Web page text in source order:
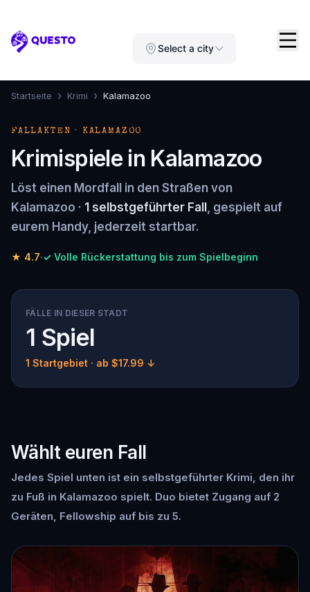
Questo Select a city
Startseite › Krimi › Kalamazoo
FALLAKTEN · KALAMAZOO
Krimispiele in Kalamazoo
Löst einen Mordfall in den Straßen von
Kalamazoo · 1 selbstgeführter Fall , gespielt auf
eurem Handy, jederzeit startbar.
★ 4.7·✓ Volle Rückerstattung bis zum Spielbeginn
FÄLLE IN DIESER STADT
1 Spiel
1 Startgebiet · ab $17.99 ↓
Wählt euren Fall
Jedes Spiel unten ist ein selbstgeführter Krimi, den ihr
zu Fuß in Kalamazoo spielt. Duo bietet Zugang auf 2
Geräten, Fellowship auf bis zu 5.